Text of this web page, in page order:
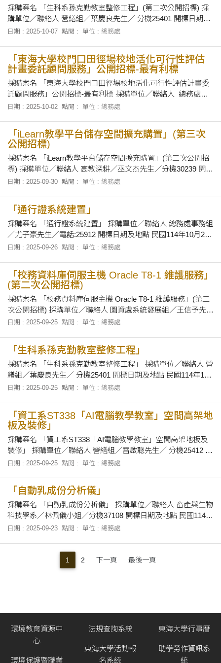
採購案名 「生科系孫克勤教室整修工程」(第二次公開招標) 採
購單位／聯絡人 營繕組／葉慶良先生／ 分機25401 開標日期及
地點 民國114年10月9日下午4時正，在本校總務處會議室當眾
務處採
日期 : 2025-10-07 點閱 : 單位 : 總務處
「東海大學校門口田徑場校地活化可行性評估
計畫委託顧問服務」公開招標-最有利標
採購案名 「東海大學校門口田徑場校地活化可行性評估計畫委
託顧問服務」公開招標-最有利標 採購單位／聯絡人 總務處採
資組／蕭雅菁小姐／電話:25502 開標日期及地點 民國114年10
日期 : 2025-10-02 點閱 : 單位 : 總務處
「iLearn教學平台儲存空間擴充購置」(第三次
公開招標)
採購案名 「iLearn教學平台儲存空間擴充購置」(第三次公開招
標) 採購單位／聯絡人 高教深耕／巫文杰先生／分機30239 開標
日期及地點 114年10月9日下午2時正，在本校總務處會議室當
日期 : 2025-09-30 點閱 : 單位 : 總務處
「通行證系統建置」
採購案名 「通行證系統建置」 採購單位／聯絡人 總務處事務組
／尤子豪先生／電話:25912 開標日期及地點 民國114年10月23
日下午2時正，在本校總務處會議室當眾開標。 招標文件之領取
領取招
日期 : 2025-09-26 點閱 : 單位 : 總務處
「校務資料庫伺服主機 Oracle T8-1 維護服務」
(第二次公開招標)
採購案名 「校務資料庫伺服主機 Oracle T8-1 維護服務」(第二
次公開招標) 採購單位／聯絡人 圖資處系統發展組／王信予先生
／電話:30240 開標日期及地點 民國114年10月3日上午10時30
日期 : 2025-09-25 點閱 : 單位 : 總務處
「生科系孫克勤教室整修工程」
採購案名 「生科系孫克勤教室整修工程」 採購單位／聯絡人 營
繕組／葉慶良先生／ 分機25401 開標日期及地點 民國114年10
月3日上午10 時15分，在本校總務處會議室當眾開標。 招標文
有關文件
日期 : 2025-09-25 點閱 : 單位 : 總務處
「資工系ST338「AI電腦教學教室」空間高架地
板及裝修」
採購案名 「資工系ST338「AI電腦教學教室」空間高架地板及
裝修」 採購單位／聯絡人 營繕組／雷啟聰先生／ 分機25412 開
標日期及地點 民國114年10月3日上午10 時，在本校總務處會議
務
日期 : 2025-09-25 點閱 : 單位 : 總務處
「自動乳成份分析儀」
採購案名 「自動乳成份分析儀」 採購單位／聯絡人 畜產與生物
科技學系／林佩儀小姐／分機37108 開標日期及地點 民國114年
10月8日上午9時10分，在本校總務處會議室當眾開標。 招標文
日期 : 2025-09-23 點閱 : 單位 : 總務處
1 2 下一頁 最後一頁
環境教育資源中
心
環境保護暨職業
法規查詢系統
東海大學活動報
名系統
東海大學行事曆
助學勞作資訊系
統